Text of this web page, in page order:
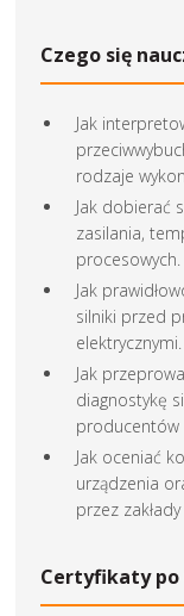
Czego się
Jak
rodzaje
Jak dobierać
zasilania,
procesowych.
Jak
silniki przed
elektrycznymi.
Jak
diagnostykę
producentów
Jak oceniać
urządzenia
przez
Certyfikaty po